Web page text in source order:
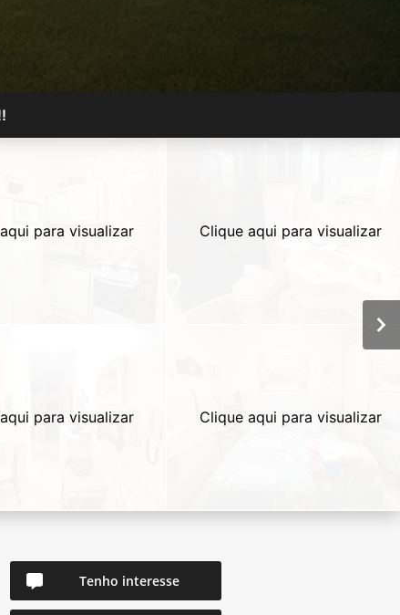
para visualizar
para visualizar
Clique aqui para visualizar
Clique aqui para visualizar
Tenho interesse